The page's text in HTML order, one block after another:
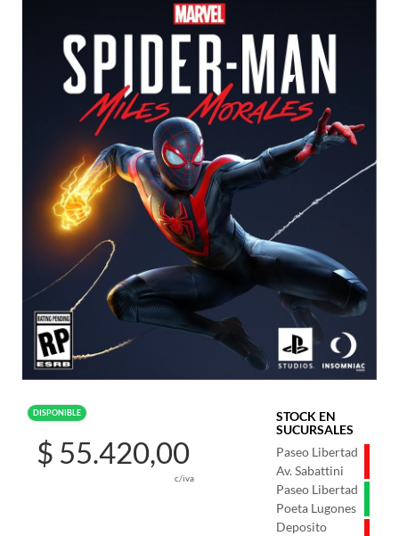
DISPONIBLE
STOCK EN
SUCURSALES
Paseo Libertad
Av. Sabattini
Paseo Libertad
Poeta Lugones
Deposito
$ 55.420,00
c/iva